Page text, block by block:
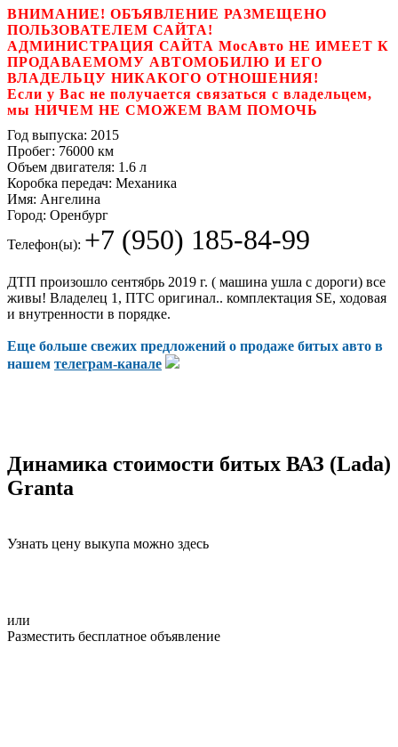
ВНИМАНИЕ! ОБЪЯВЛЕНИЕ РАЗМЕЩЕНО
ПОЛЬЗОВАТЕЛЕМ САЙТА!
АДМИНИСТРАЦИЯ САЙТА МосАвто НЕ ИМЕЕТ К
ПРОДАВАЕМОМУ АВТОМОБИЛЮ И ЕГО
ВЛАДЕЛЬЦУ НИКАКОГО ОТНОШЕНИЯ!
Если у Вас не получается связаться с владельцем,
мы НИЧЕМ НЕ СМОЖЕМ ВАМ ПОМОЧЬ
Год выпуска: 2015
Пробег: 76000 км
Объем двигателя: 1.6 л
Коробка передач: Механика
Имя: Ангелина
Город: Оренбург
Телефон(ы): +7 (950) 185-84-99
ДТП произошло сентябрь 2019 г. ( машина ушла с дороги) все
живы! Владелец 1, ПТС оригинал.. комплектация SЕ, ходовая
и внутренности в порядке.
Еще больше свежих предложений о продаже битых авто в
нашем телеграм-канале
Динамика стоимости битых ВАЗ (Lada)
Granta
Узнать цену выкупа можно здесь
или
Разместить бесплатное объявление